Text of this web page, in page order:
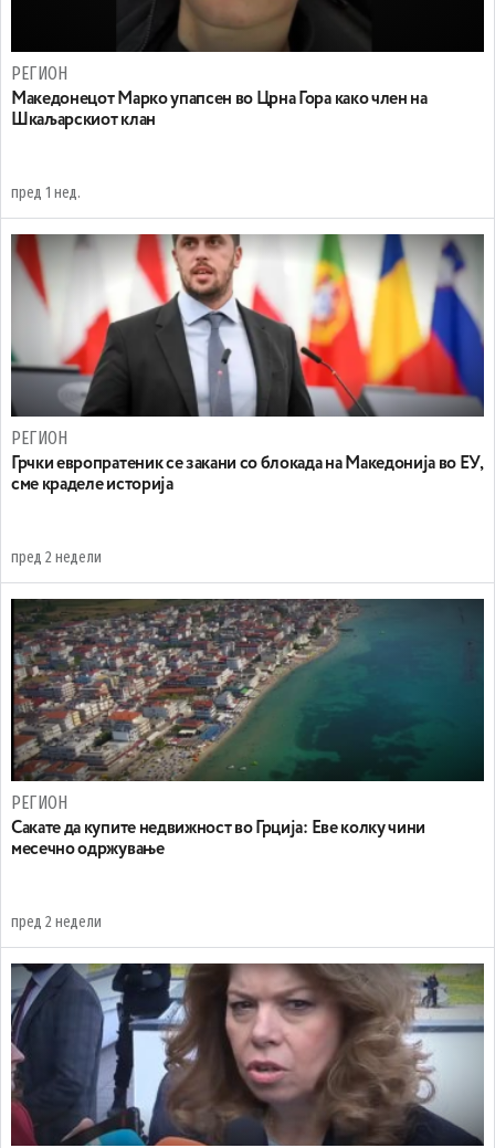
РЕГИОН
Maкедонецот Марко упапсен во Црна Гора како член на
Шкаљарскиот клан
пред 1 нед.
РЕГИОН
Грчки европратеник се закани со блокада на Македонија во ЕУ,
сме краделе историја
пред 2 недели
РЕГИОН
Сакате да купите недвижност во Грција: Еве колку чини
месечно одржување
пред 2 недели